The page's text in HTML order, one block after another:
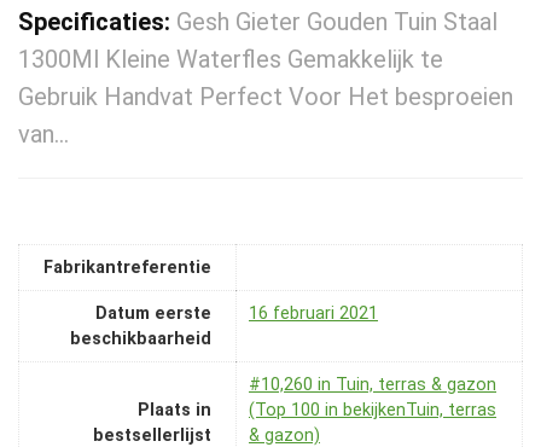
Specificaties: Gesh Gieter Gouden Tuin Staal
1300Ml Kleine Waterfles Gemakkelijk te
Gebruik Handvat Perfect Voor Het besproeien
van…
Fabrikantreferentie
Datum eerste
beschikbaarheid
16 februari 2021
Plaats in
bestsellerlijst
#10,260 in Tuin, terras & gazon
(Top 100 in bekijkenTuin, terras
& gazon)